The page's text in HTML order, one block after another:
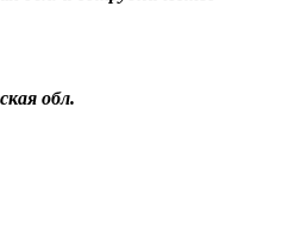
обл.